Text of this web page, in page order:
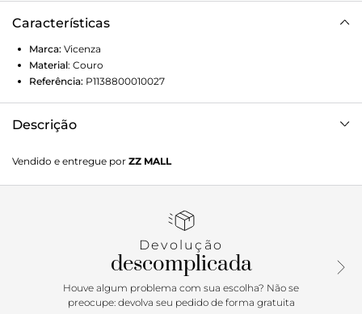
Características
Marca: Vicenza
Material: Couro
Referência: P1138800010027
Descrição
sofisticação em um design elegante. O acabamento em
verniz valoriza a textura da peça, enquanto o bico quadrado
sustentação. O salto bloco baixo traz equilíbrio e conforto
para produções modernas e atemporais, com feminilidade
Vendido e entregue por ZZ MALL
Devolução
descomplicada
Houve algum problema com sua escolha? Não se
preocupe: devolva seu pedido de forma gratuita